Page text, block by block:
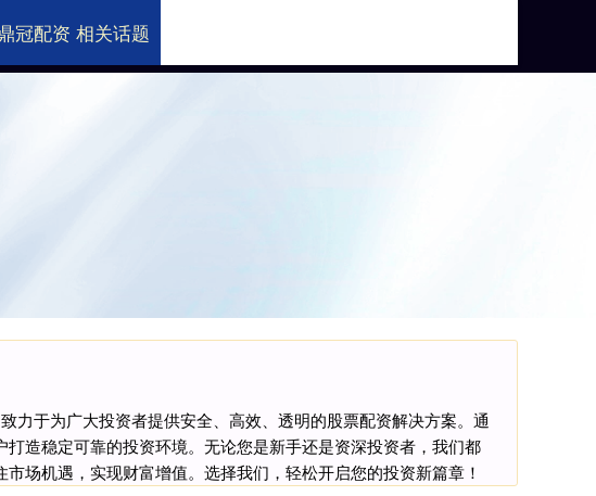
股票配资平台平台
力于为广大投资者提供安全、高效、透明的股票配资解决方案。通
造稳定可靠的投资环境。无论您是新手还是资深投资者，我们都
场机遇，实现财富增值。选择我们，轻松开启您的投资新篇章！
冠配资 相关话题